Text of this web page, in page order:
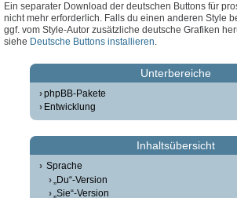
Ein separater Download der deutschen Buttons für
nicht mehr erforderlich. Falls du einen anderen Style
ggf. vom Style-Autor zusätzliche deutsche Grafiken
siehe Deutsche Buttons installieren.
Unterbereiche
phpBB-Pakete
Entwicklung
Inhaltsübersicht
Sprache
„Du“-Version
„Sie“-Version